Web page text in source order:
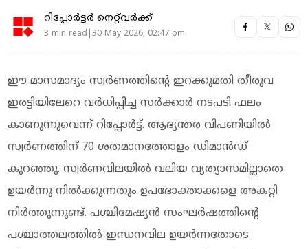
റിപ്പോർട്ടർ നെറ്റ്‌വര്‍ക്ക്‌
3 min read|30 May 2026, 02:47 pm
ഈ മാസമാദ്യം സ്വര്‍ണത്തിന്റെ ഇറക്കുമതി തീരുവ
ഇരട്ടിയിലേറെ വര്‍ധിപ്പിച്ച സര്‍ക്കാര്‍ നടപടി ഫലം
കാണുന്നുവെന്ന് റിപ്പോര്‍ട്ട്. ആഭ്യന്തര വിപണിയില്‍
സ്വര്‍ണത്തിന് 70 ശതമാനത്തോളം ഡിമാന്‍ഡ്
കുറഞ്ഞു. സ്വര്‍ണവിലയില്‍ വലിയ വ്യത്യാസമില്ലാതെ
ഉയര്‍ന്നു നില്‍ക്കുന്നതും ഉപഭോക്താക്കളെ അകറ്റി
നിര്‍ത്തുന്നുണ്ട്. പശ്ചിമേഷ്യന്‍ സംഘര്‍ഷത്തിന്റെ
പശ്ചാത്തലത്തില്‍ ഇന്ധനവില ഉയര്‍ന്നതോടെ